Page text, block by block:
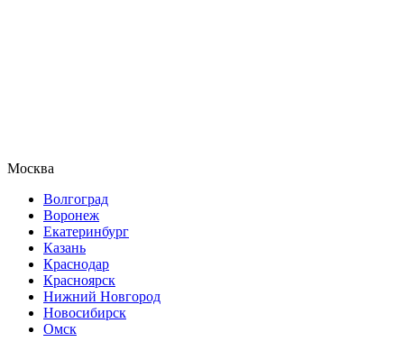
Москва
Волгоград
Воронеж
Екатеринбург
Казань
Краснодар
Красноярск
Нижний Новгород
Новосибирск
Омск